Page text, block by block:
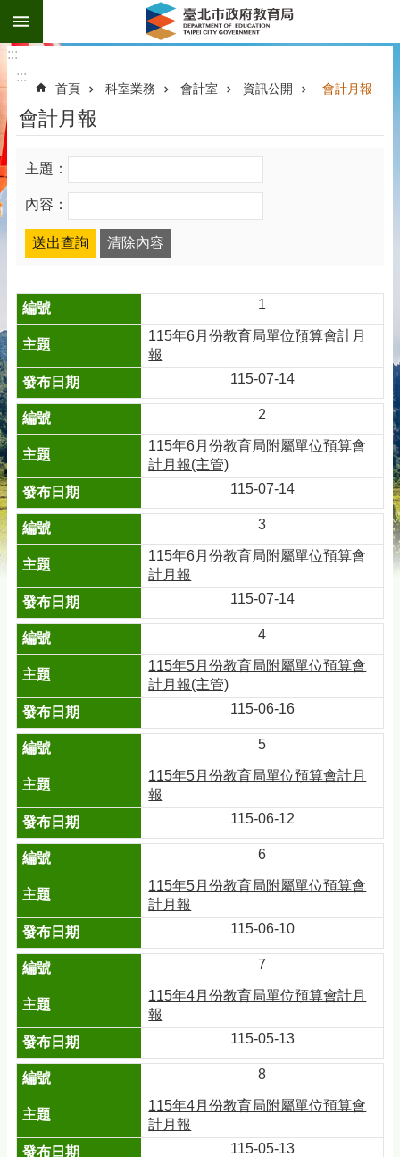
跳到主要內容區塊
:::
:::
首頁 科室業務 會計室 資訊公開 會計月報
會計月報
主題：
內容：
1
115年6月份教育局單位預算會計月
報
115-07-14
2
115年6月份教育局附屬單位預算會
計月報(主管)
115-07-14
3
115年6月份教育局附屬單位預算會
計月報
115-07-14
4
115年5月份教育局附屬單位預算會
計月報(主管)
115-06-16
5
115年5月份教育局單位預算會計月
報
115-06-12
6
115年5月份教育局附屬單位預算會
計月報
115-06-10
7
115年4月份教育局單位預算會計月
報
115-05-13
8
115年4月份教育局附屬單位預算會
計月報
115-05-13